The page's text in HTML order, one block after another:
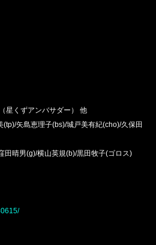
星くずアンバサダー） 他
矢島恵理子(bs)/城戸美有紀(cho)/久保田
田晴男(g)/横山英規(b)/黒田牧子(ゴロス)